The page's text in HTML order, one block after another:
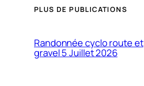
PLUS DE PUBLICATIONS
Randonnée cyclo route et
gravel 5 Juillet 2026